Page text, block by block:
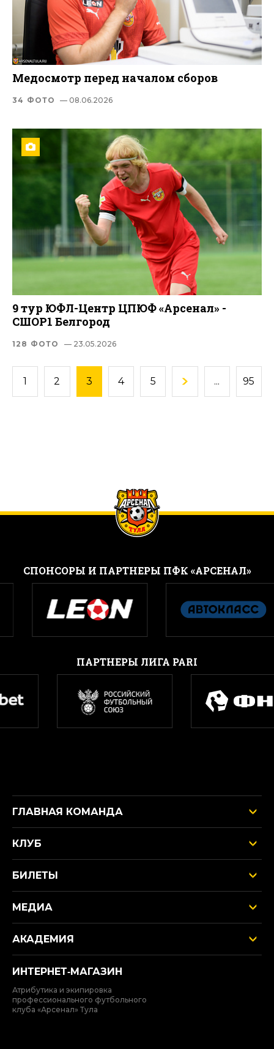
Медосмотр перед началом сборов
34 ФОТО — 08.06.2026
9 тур ЮФЛ-Центр ЦПЮФ «Арсенал» -
СШОР1 Белгород
128 ФОТО — 23.05.2026
1 2 3 4 5 ... 95
CПОНСОРЫ И ПАРТНЕРЫ ПФК «АРСЕНАЛ»
ПАРТНЕРЫ ЛИГА PARI
ГЛАВНАЯ КОМАНДА
КЛУБ
БИЛЕТЫ
МЕДИА
АКАДЕМИЯ
ИНТЕРНЕТ‑МАГАЗИН
Атрибутика и экипировка
профессионального футбольного
клуба «Арсенал» Тула